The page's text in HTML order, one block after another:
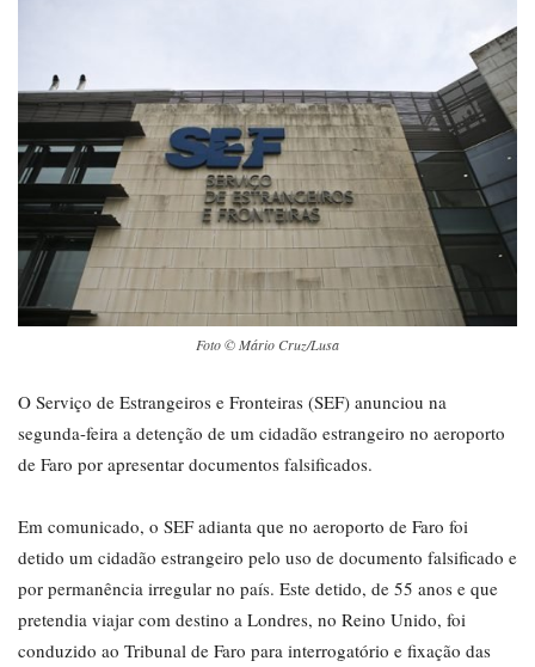
Foto © Mário Cruz/Lusa
O Serviço de Estrangeiros e Fronteiras (SEF) anunciou na
segunda-feira a detenção de um cidadão estrangeiro no aeroporto
de Faro por apresentar documentos falsificados.
Em comunicado, o SEF adianta que no aeroporto de Faro foi
detido um cidadão estrangeiro pelo uso de documento falsificado e
por permanência irregular no país. Este detido, de 55 anos e que
pretendia viajar com destino a Londres, no Reino Unido, foi
conduzido ao Tribunal de Faro para interrogatório e fixação das